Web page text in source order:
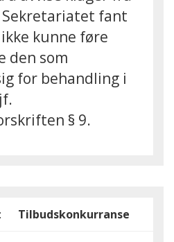
fant
kunne føre
den som
for behandling i
§ 9.
Tilbudskonkurranse